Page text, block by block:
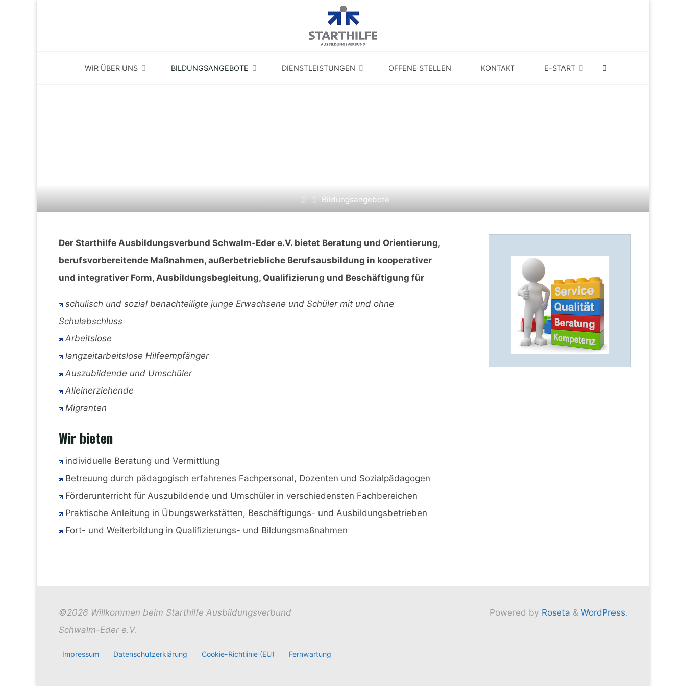
WIR ÜBER UNS BILDUNGSANGEBOTE DIENSTLEISTUNGEN OFFENE STELLEN KONTAKT E-START
HomeBildungsangebote
Der Starthilfe Ausbildungsverbund Schwalm-Eder e.V. bietet Beratung und Orientierung,
berufsvorbereitende Maßnahmen, außerbetriebliche Berufsausbildung in kooperativer
und integrativer Form, Ausbildungsbegleitung, Qualifizierung und Beschäftigung für
schulisch und sozial benachteiligte junge Erwachsene und Schüler mit und ohne
Schulabschluss
Arbeitslose
langzeitarbeitslose Hilfeempfänger
Auszubildende und Umschüler
Alleinerziehende
Migranten
Wir bieten
individuelle Beratung und Vermittlung
Betreuung durch pädagogisch erfahrenes Fachpersonal, Dozenten und Sozialpädagogen
Förderunterricht für Auszubildende und Umschüler in verschiedensten Fachbereichen
Praktische Anleitung in Übungswerkstätten, Beschäftigungs- und Ausbildungsbetrieben
Fort- und Weiterbildung in Qualifizierungs- und Bildungsmaßnahmen
Powered byRoseta & WordPress.
©2026 Willkommen beim Starthilfe Ausbildungsverbund
Schwalm-Eder e.V.
Impressum Datenschutzerklärung Cookie-Richtlinie (EU) Fernwartung